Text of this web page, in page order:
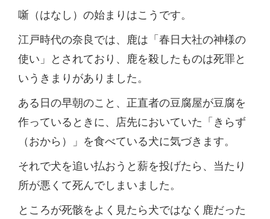
噺（はなし）の始まりはこうです。
江戸時代の奈良では、鹿は「春日大社の神様の
使い」とされており、鹿を殺したものは死罪と
いうきまりがありました。
ある日の早朝のこと、正直者の豆腐屋が豆腐を
作っているときに、店先においていた「きらず
（おから）」を食べている犬に気づきます。
それで犬を追い払おうと薪を投げたら、当たり
所が悪くて死んでしまいました。
ところが死骸をよく見たら犬ではなく鹿だった